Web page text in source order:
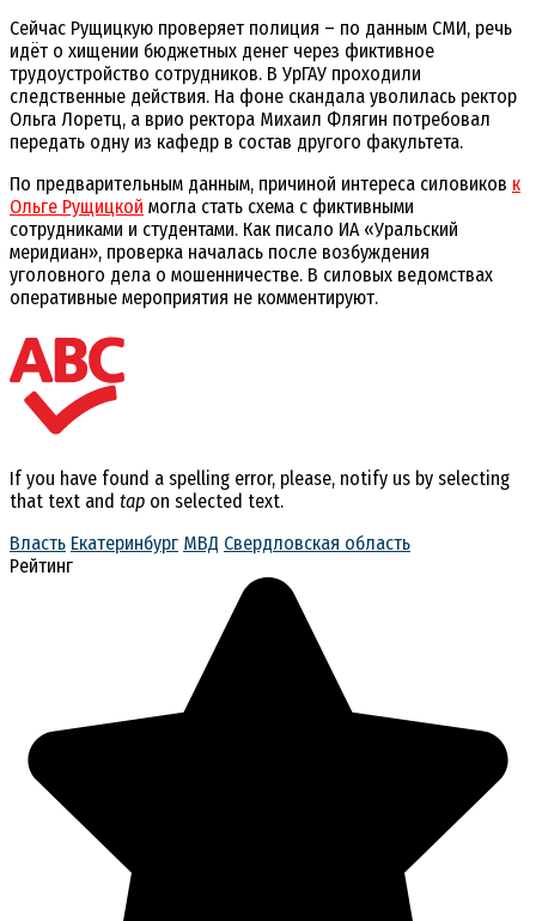
Сейчас Рущицкую проверяет полиция – по данным СМИ, речь
идёт о хищении бюджетных денег через фиктивное
трудоустройство сотрудников. В УрГАУ проходили
следственные действия. На фоне скандала уволилась ректор
Ольга Лоретц, а врио ректора Михаил Флягин потребовал
передать одну из кафедр в состав другого факультета.
По предварительным данным, причиной интереса силовиков к
Ольге Рущицкой могла стать схема с фиктивными
сотрудниками и студентами. Как писало ИА «Уральский
меридиан», проверка началась после возбуждения
уголовного дела о мошенничестве. В силовых ведомствах
оперативные мероприятия не комментируют.
If you have found a spelling error, please, notify us by selecting
that text and tap on selected text.
Власть Екатеринбург МВД Свердловская область
Рейтинг